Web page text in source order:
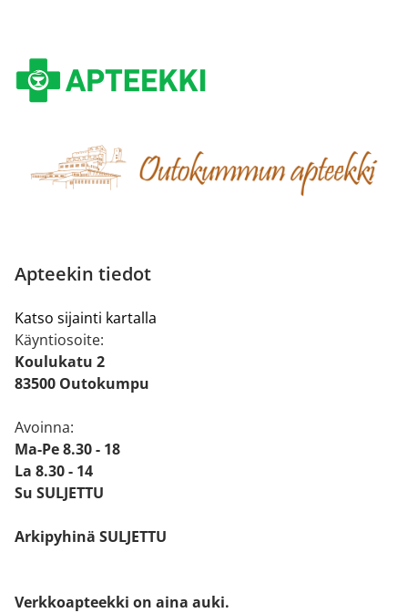
Apteekin tiedot
Katso sijainti kartalla
Käyntiosoite:
Koulukatu 2
83500 Outokumpu
Avoinna:
Ma-Pe 8.30 - 18
La 8.30 - 14
Su SULJETTU
Arkipyhinä SULJETTU
Verkkoapteekki on aina auki.